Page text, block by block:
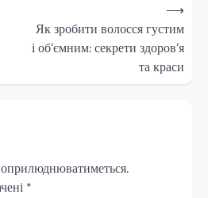
Як зробити волосся густим
і об’ємним: секрети здоров’я
та краси
⟶
*